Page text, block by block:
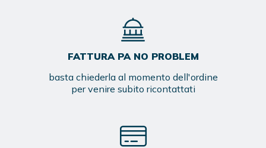
FATTURA PA NO PROBLEM
basta chiederla al momento dell'ordine
per venire subito ricontattati